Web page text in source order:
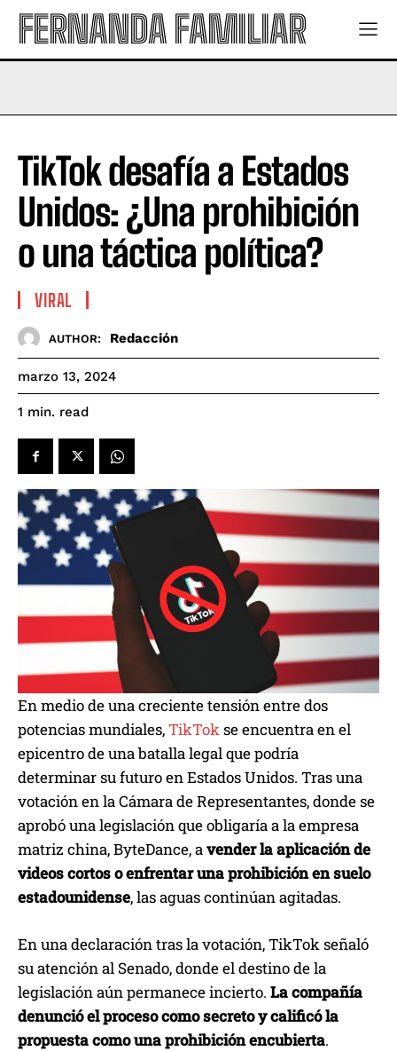
FERNANDA FAMILIAR
TikTok desafía a Estados
Unidos: ¿Una prohibición
o una táctica política?
VIRAL
AUTHOR: Redacción
marzo 13, 2024
1 min. read
En medio de una creciente tensión entre dos
potencias mundiales,TikTokse encuentra en el
epicentro de una batalla legal que podría
determinar su futuro en Estados Unidos. Tras una
votación en la Cámara de Representantes, donde se
aprobó una legislación que obligaría a la empresa
matriz china, ByteDance, avender la aplicación de
videos cortos o enfrentar una prohibición en suelo
estadounidense, las aguas continúan agitadas.
En una declaración tras la votación, TikTok señaló
su atención al Senado, donde el destino de la
legislación aún permanece incierto. La compañía
denunció el proceso como secreto y calificó la
propuesta como una prohibición encubierta.